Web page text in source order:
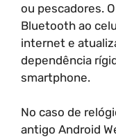
ou pescadores.
Bluetooth ao
internet e
dependência
smartphone.
No caso de
antigo Android